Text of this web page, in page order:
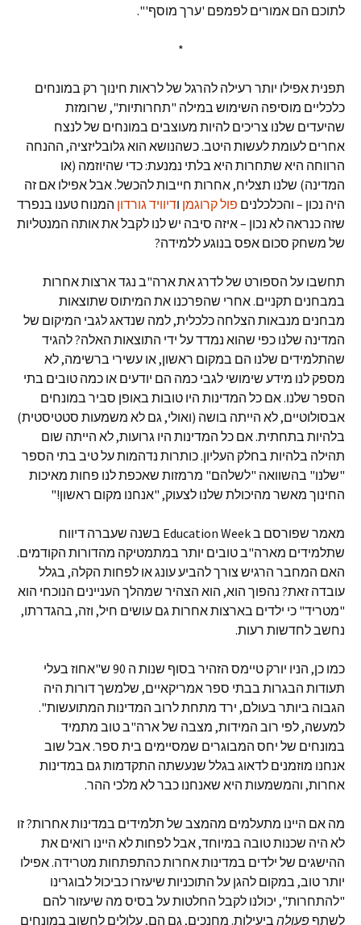
לתוכם הם אמורים לפמפם 'ערך מוסף'".
*
תפנית אפילו יותר רעילה להרגל של לראות חינוך רק במונחים
כלכליים מוסיפה השימוש במילה "תחרותיות", שרומזת
שהיעדים שלנו צריכים להיות מעוצבים במונחים של לנצח
אחרים לעומת לעשות היטב. כשהנושא הוא גלובליזציה, ההנחה
הרווחה היא שתחרות היא בלתי נמנעת: כדי שהיוזמה (או
המדינה) שלנו תצליח, אחרות חייבות להכשל. אבל אפילו אם זה
היה נכון – והכלכלנים פול קרוגמן ודיוויד גורדון המנוח טענו בנפרד
שזה כנראה לא נכון – איזה סיבה יש לנו לקבל את אותה המנטליות
של משחק סכום אפס בנוגע ללמידה?
תחשבו על הספורט של לדרג את ארה"ב נגד ארצות אחרות
במבחנים תקניים. אחרי שהפרכנו את המיתוס שתוצאות
מבחנים מנבאות הצלחה כלכלית, למה שנדאג לגבי המיקום של
המדינה שלנו כפי שהוא נמדד על ידי התוצאות האלה? להגיד
שהתלמידים שלנו הם במקום ראשון, או עשירי ברשימה, לא
מספק לנו מידע שימושי לגבי כמה הם יודעים או כמה טובים בתי
הספר שלנו. אם כל המדינות היו טובות באופן סביר במונחים
אבסולוטיים, לא הייתה בושה (ואולי, גם לא משמעות סטטיסטית)
בלהיות בתחתית. אם כל המדינות היו גרועות, לא הייתה שום
תהילה בלהיות בחלק העליון. כותרות נדהמות על טיב בתי הספר
"שלנו" בהשוואה "לשלהם" מרמזות שאכפת לנו פחות מאיכות
החינוך מאשר מהיכולת שלנו לצעוק, "אנחנו מקום ראשון!"
מאמר שפורסם ב Education Week בשנה שעברה דיווח
שתלמידים מארה"ב טובים יותר במתמטיקה מהדורות הקודמים.
האם המחבר הרגיש צורך להביע עונג או לפחות הקלה, בגלל
עובדה זאת? נהפוך הוא, הוא הצהיר שמהלך העניינים הנוכחי הוא
"מטריד" כי ילדים בארצות אחרות גם עושים חיל, וזה, בהגדרתו,
נחשב לחדשות רעות.
כמו כן, הניו יורק טיימס הזהיר בסוף שנות ה 90 ש"אחוז בעלי
תעודות הבגרות בבתי ספר אמריקאיים, שלמשך דורות היה
הגבוה ביותר בעולם, ירד מתחת לרוב המדינות המתועשות".
למעשה, לפי רוב המידות, מצבה של ארה"ב טוב מתמיד
במונחים של יחס המבוגרים שמסיימים בית ספר. אבל שוב
אנחנו מוזמנים לדאוג בגלל שנעשתה התקדמות גם במדינות
אחרות, והמשמעות היא שאנחנו כבר לא מלכי ההר.
מה אם היינו מתעלמים מהמצב של תלמידים במדינות אחרות? זו
לא היה שכנות טובה במיוחד, אבל לפחות לא היינו רואים את
ההישגים של ילדים במדינות אחרות כהתפתחות מטרידה. אפילו
יותר טוב, במקום להגן על התוכניות שיעזרו כביכול לבוגרינו
"להתחרות", יכולנו לקבל החלטות על בסיס מה שיעזור להם
לשתף פעולה ביעילות. מחנכים, גם הם, עלולים לחשוב במונחים